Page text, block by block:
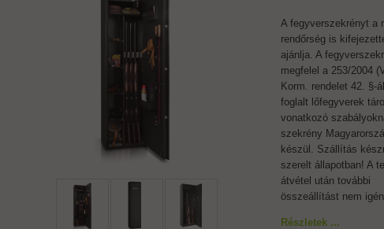
A fegyverszekrényt a
rendőrség is
ajánlja. A
megfelel a 253/2004
Korm. rendelet 42. §-
foglalt lőfegyverek
vonatkozó
szekrény
készül. Szállítás
szerelt állapotban! A
átvétel után további
összeállítást nem
Részletek ...